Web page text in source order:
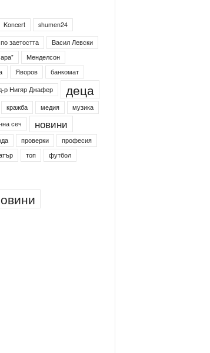
Koncert
shumen24
заетостта
Васил Левски
Менделсон
Яворов
банкомат
д-р Нигяр Джафер деца
кражба медия
сеч новини
проверки
професия